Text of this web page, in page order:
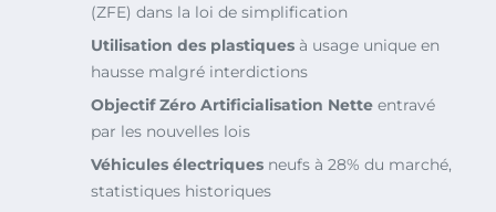
(ZFE) dans la loi de simplification
Utilisation des plastiques à usage unique en
hausse malgré interdictions
Objectif Zéro Artificialisation Nette entravé
par les nouvelles lois
Véhicules électriques neufs à 28% du marché,
statistiques historiques